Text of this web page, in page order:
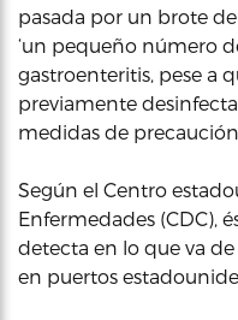
pasada por un brote
‘un pequeño número
gastroenteritis, pese a
previamente
medidas de precaución.
Según el Centro
Enfermedades (CDC),
detecta en lo que va
en puertos